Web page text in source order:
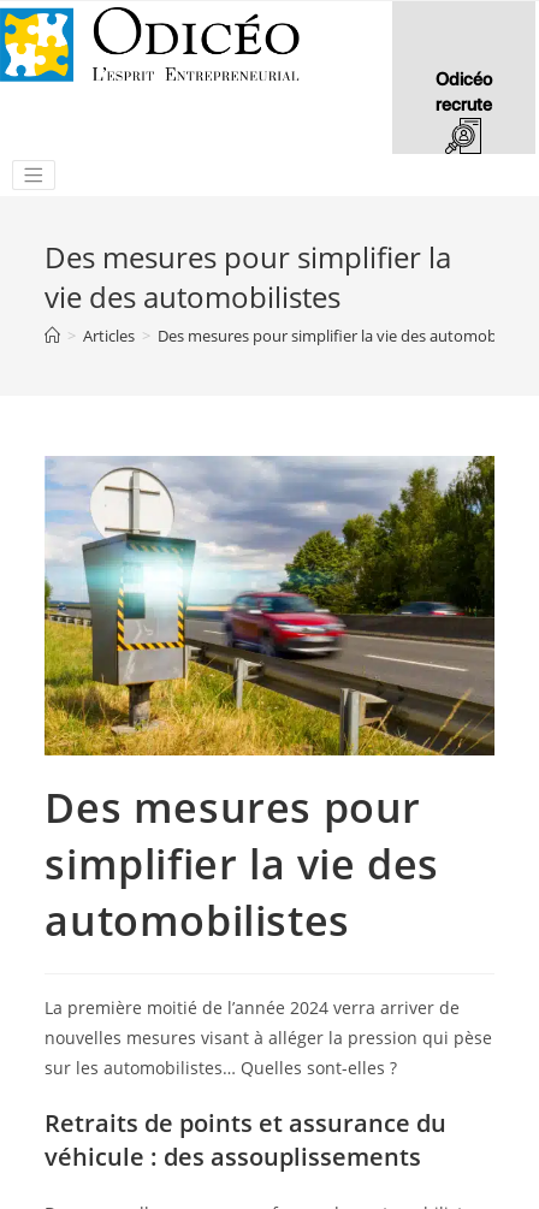
Odicéo
recrute
Des mesures pour simplifier la
vie des automobilistes
> Articles > Des mesures pour simplifier la vie des automobilistes
Des mesures pour
simplifier la vie des
automobilistes
La première moitié de l’année 2024 verra arriver de
nouvelles mesures visant à alléger la pression qui pèse
sur les automobilistes… Quelles sont-elles ?
Retraits de points et assurance du
véhicule : des assouplissements